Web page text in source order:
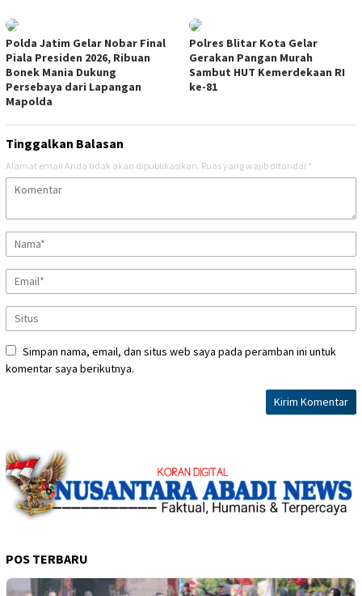
Polda Jatim Gelar Nobar Final
Piala Presiden 2026, Ribuan
Bonek Mania Dukung
Persebaya dari Lapangan
Mapolda
Polres Blitar Kota Gelar
Gerakan Pangan Murah
Sambut HUT Kemerdekaan RI
ke-81
Tinggalkan Balasan
Alamat email Anda tidak akan dipublikasikan. Ruas yang wajib ditandai *
Simpan nama, email, dan situs web saya pada peramban ini untuk
komentar saya berikutnya.
POS TERBARU